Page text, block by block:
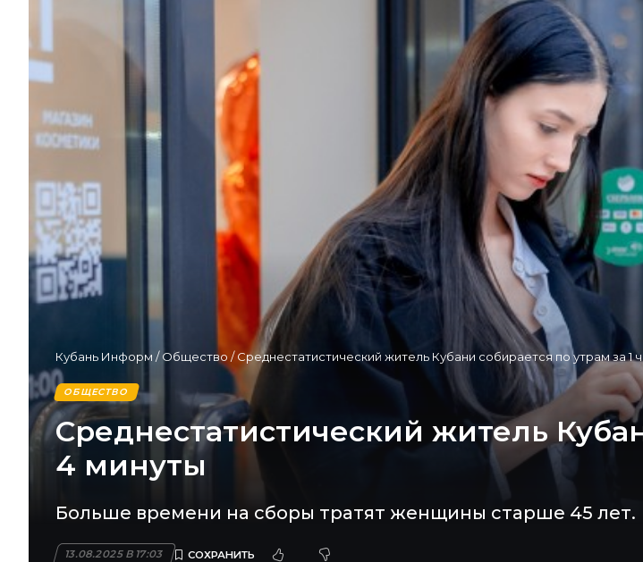
Кубань Информ /Общество/Среднестатистический житель Кубани собирается по утрам за 1
ОБЩЕСТВО
Среднестатистический житель
4 минуты
Больше времени на сборы тратят женщины старше 45 лет.
13.08.2025 В 17:03